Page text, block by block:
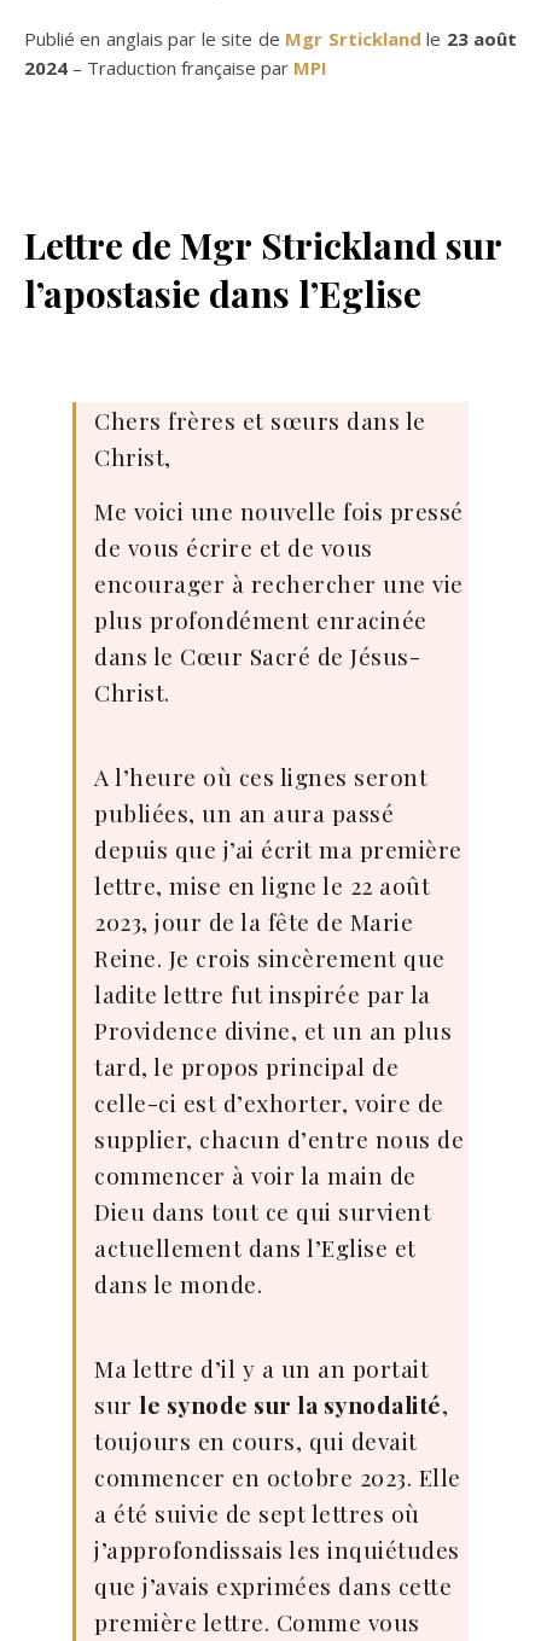
Publié en anglais par le site de Mgr Srtickland le 23 août
2024 – Traduction française par MPI
Lettre de Mgr Strickland sur
l’apostasie dans l’Eglise
Chers frères et sœurs dans le
Christ,
Me voici une nouvelle fois pressé
de vous écrire et de vous
encourager à rechercher une vie
plus profondément enracinée
dans le Cœur Sacré de Jésus-
Christ.
A l’heure où ces lignes seront
publiées, un an aura passé
depuis que j’ai écrit ma première
lettre, mise en ligne le 22 août
2023, jour de la fête de Marie
Reine. Je crois sincèrement que
ladite lettre fut inspirée par la
Providence divine, et un an plus
tard, le propos principal de
celle-ci est d’exhorter, voire de
supplier, chacun d’entre nous de
commencer à voir la main de
Dieu dans tout ce qui survient
actuellement dans l’Eglise et
dans le monde.
Ma lettre d’il y a un an portait
sur le synode sur la synodalité,
toujours en cours, qui devait
commencer en octobre 2023. Elle
a été suivie de sept lettres où
j’approfondissais les inquiétudes
que j’avais exprimées dans cette
première lettre. Comme vous